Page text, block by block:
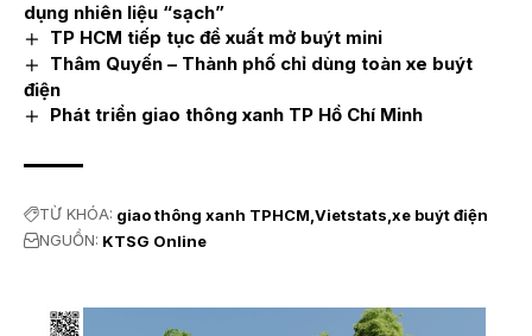
dụng nhiên liệu “sạch”
TP HCM tiếp tục đề xuất mở buýt mini
Thâm Quyến – Thành phố chỉ dùng toàn xe buýt
điện
Phát triển giao thông xanh TP Hồ Chí Minh
TỪ KHÓA: giao thông xanh TPHCM Vietstats xe buýt điện
NGUỒN: KTSG Online